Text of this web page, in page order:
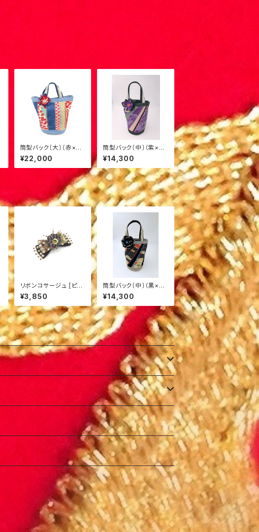
筒型バック〔大〕（赤×水
色）L-2
¥22,000
筒型バック〔中〕（紫×薄
桃）M-2
¥14,300
リボンコサージュ [ピン
タイプ・小]（ベージュ×
茶）S-2
¥3,850
筒型バック〔中〕（黒×
梅）M-8
¥14,300